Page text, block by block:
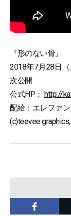
『形のない骨』
2018年7月28日
次公開
公式HP： http://
配給：エレファ
(c)teevee